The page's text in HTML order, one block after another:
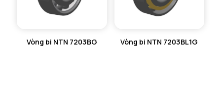
Vòng bi NTN 7203BG Vòng bi NTN 7203BL1G